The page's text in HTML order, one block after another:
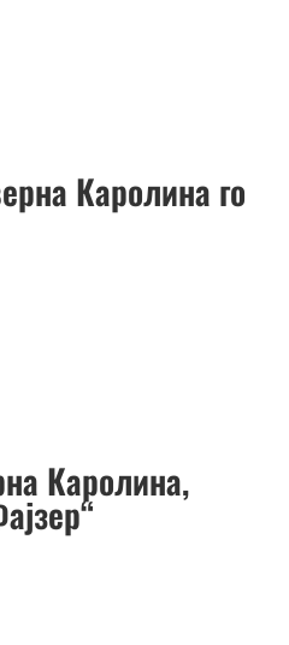
Каролина го
Каролина,